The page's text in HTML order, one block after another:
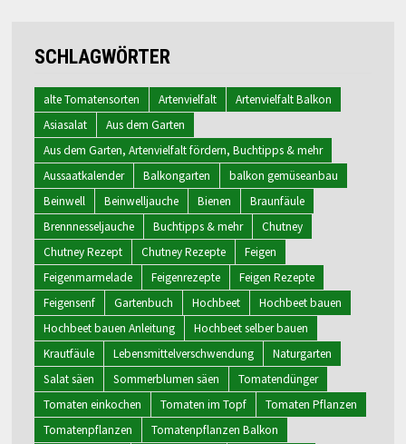
SCHLAGWÖRTER
alte Tomatensorten Artenvielfalt
Artenvielfalt Balkon
Asiasalat
Aus dem Garten
Aus dem Garten, Artenvielfalt fördern, Buchtipps & mehr
Aussaatkalender
Balkongarten
balkon gemüseanbau
Beinwell
Beinwelljauche Bienen
Braunfäule
Brennnesseljauche
Buchtipps & mehr
Chutney
Chutney Rezept
Chutney Rezepte
Feigen
Feigenmarmelade
Feigenrezepte
Feigen Rezepte
Feigensenf
Gartenbuch Hochbeet
Hochbeet bauen
Hochbeet bauen Anleitung
Hochbeet selber bauen
Krautfäule
Lebensmittelverschwendung
Naturgarten
Salat säen
Sommerblumen säen
Tomatendünger
Tomaten einkochen
Tomaten im Topf
Tomaten Pflanzen
Tomatenpflanzen
Tomatenpflanzen Balkon